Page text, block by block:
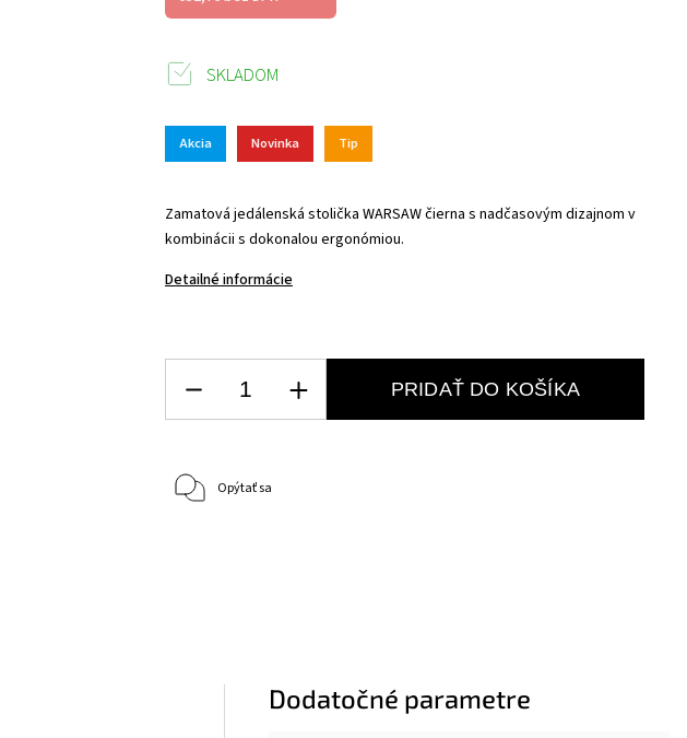
Akcia Novinka Tip
Zamatová jedálenská stolička WARSAW čierna s nadčasovým dizajnom v
kombinácii s dokonalou ergonómiou.
Detailné informácie
SKLADOM
PRIDAŤ DO KOŠÍKA
Opýtať sa
Dodatočné parametre